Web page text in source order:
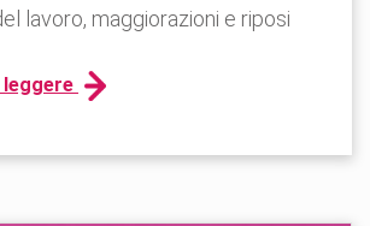
lavoro, maggiorazioni e riposi
leggere